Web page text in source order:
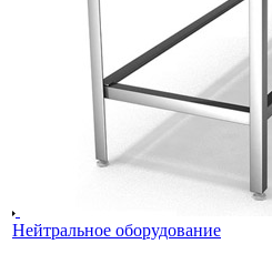
Нейтральное оборудование